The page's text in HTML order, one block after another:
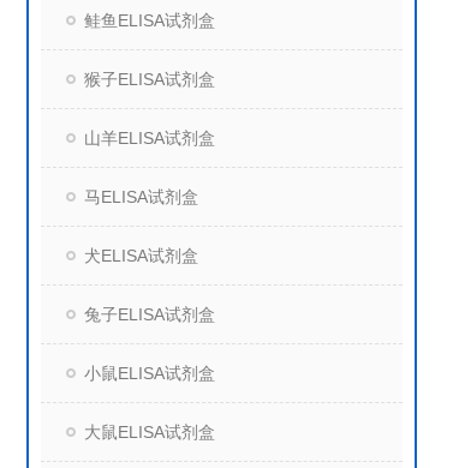
鲑鱼ELISA试剂盒
猴子ELISA试剂盒
山羊ELISA试剂盒
马ELISA试剂盒
犬ELISA试剂盒
兔子ELISA试剂盒
小鼠ELISA试剂盒
大鼠ELISA试剂盒